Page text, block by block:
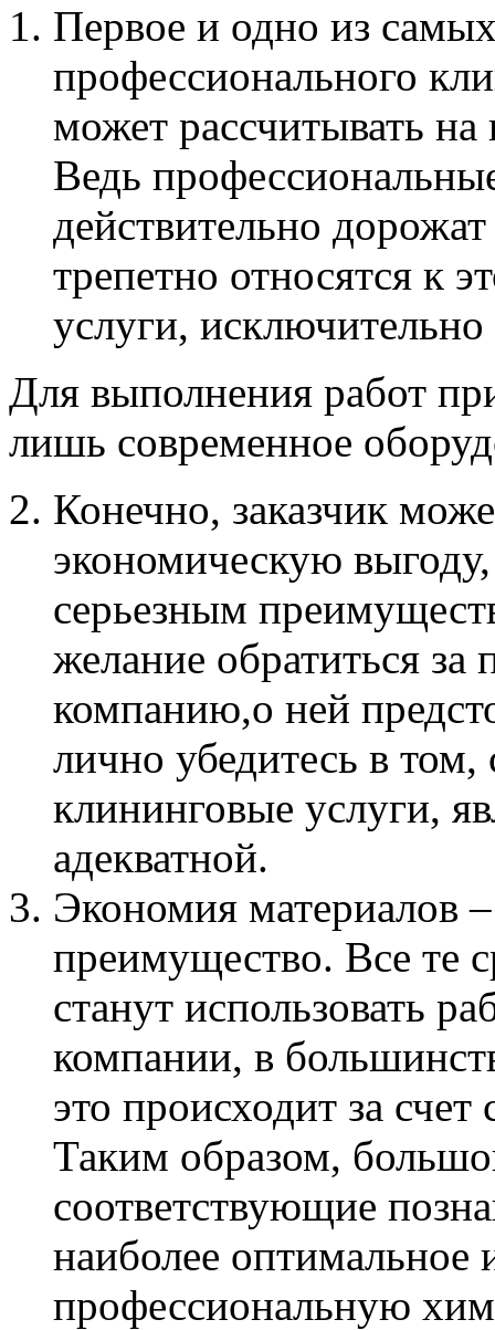
Первое и одно из
профессионального
может рассчитывать на
Ведь
действительно
трепетно относятся к
услуги,
Для выполнения работ
лишь современное
Конечно, заказчик
экономическую
серьезным
желание обратиться
компанию,о ней
лично убедитесь в
клининговые услуги,
адекватной.
Экономия материалов
преимущество. Все те
станут использовать
компании, в
это происходит за
Таким образом,
соответствующие
наиболее оптимальное
профессиональную